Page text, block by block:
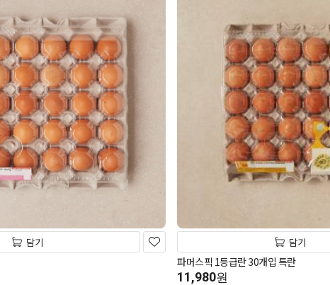
담기 담기
파머스픽 1등급란 30개입 특란
11,980원